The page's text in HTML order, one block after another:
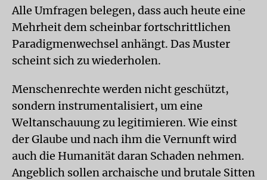
Alle Umfragen belegen, dass auch heute eine
Mehrheit dem scheinbar fortschrittlichen
Paradigmenwechsel anhängt. Das Muster
scheint sich zu wiederholen.
Menschenrechte werden nicht geschützt,
sondern instrumentalisiert, um eine
Weltanschauung zu legitimieren. Wie einst
der Glaube und nach ihm die Vernunft wird
auch die Humanität daran Schaden nehmen.
Angeblich sollen archaische und brutale Sitten